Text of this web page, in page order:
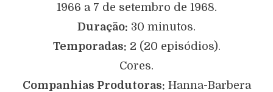
1966 a 7 de setembro de 1968.
Duração: 30 minutos.
Temporadas: 2 (20 episódios).
Cores.
Companhias Produtoras: Hanna-Barbera